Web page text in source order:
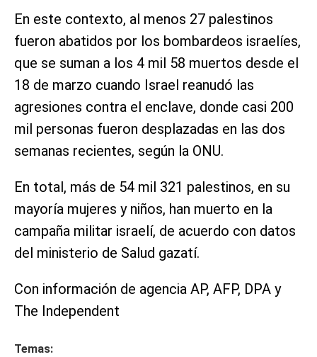
En este contexto, al menos 27 palestinos
fueron abatidos por los bombardeos israelíes,
que se suman a los 4 mil 58 muertos desde el
18 de marzo cuando Israel reanudó las
agresiones contra el enclave, donde casi 200
mil personas fueron desplazadas en las dos
semanas recientes, según la ONU.
En total, más de 54 mil 321 palestinos, en su
mayoría mujeres y niños, han muerto en la
campaña militar israelí, de acuerdo con datos
del ministerio de Salud gazatí.
Con información de agencia AP, AFP, DPA y
The Independent
Temas: